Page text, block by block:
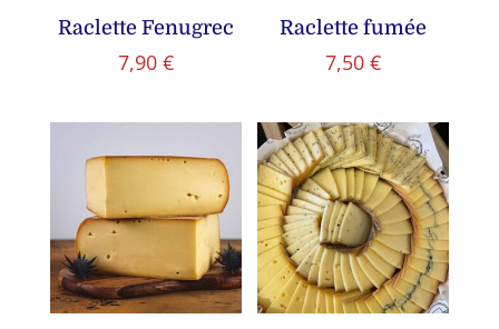
Raclette Fenugrec
7,90 €
Raclette fumée
7,50€